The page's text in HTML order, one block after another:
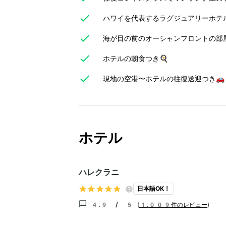
ハワイを代表するラグジュアリーホテ
海が目の前のオーシャンフロントの部
ホテルの朝食つき🍳
現地の空港〜ホテルの往復送迎つき🚗
ホテル
ハレクラニ
日本語OK！
4.9 / 5 ( 1,009件のレビュー)